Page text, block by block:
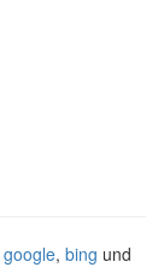
google, bing und